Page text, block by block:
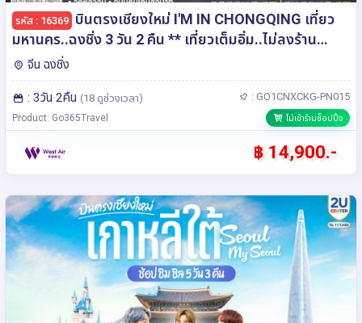
รหัส : 16369 บินตรงเชียงใหม่ I'M IN CHONGQING เที่ยว
มหานคร..ฉงชิ่ง 3 วัน 2 คืน ** เที่ยวเต็มอิ่ม..ไม่ลงร้าน
ช้อป** โดยสายการบิน West Air (PN)
จีน ฉงชิ่ง
: 3วัน 2คืน (18 ดูช่วงเวลา) : GO1CNXCKG-PN015
Product: Go365Travel ไม่เข้าร้านช็อปปิ้ง
฿ 14,900.-